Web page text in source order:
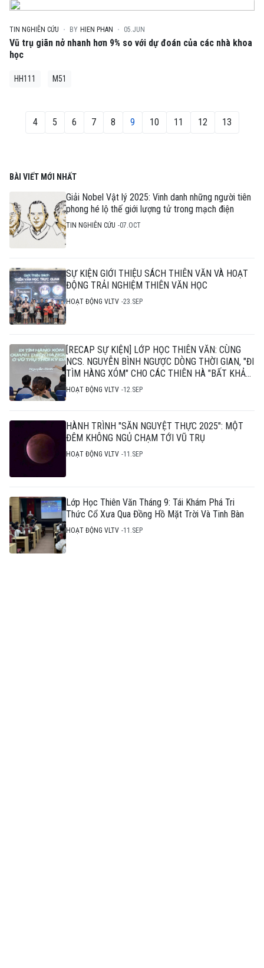
TIN NGHIÊN CỨU BY HIEN PHAN 05.JUN
Vũ trụ giãn nở nhanh hơn 9% so với dự đoán của các nhà khoa
học
HH111 M51
4 5 6 7 8 9 10 11 12 13
BÀI VIẾT MỚI NHẤT
Giải Nobel Vật lý 2025: Vinh danh những người tiên
phong hé lộ thế giới lượng tử trong mạch điện
TIN NGHIÊN CỨU 07.OCT
SỰ KIỆN GIỚI THIỆU SÁCH THIÊN VĂN VÀ HOẠT
ĐỘNG TRẢI NGHIỆM THIÊN VĂN HỌC
HOẠT ĐỘNG VLTV 23.SEP
[RECAP SỰ KIỆN] LỚP HỌC THIÊN VĂN: CÙNG
NCS. NGUYỄN BÌNH NGƯỢC DÒNG THỜI GIAN, "ĐI
TÌM HÀNG XÓM" CHO CÁC THIÊN HÀ "BẤT KHẢ
THI"
HOẠT ĐỘNG VLTV 12.SEP
HÀNH TRÌNH "SĂN NGUYỆT THỰC 2025": MỘT
ĐÊM KHÔNG NGỦ CHẠM TỚI VŨ TRỤ
HOẠT ĐỘNG VLTV 11.SEP
Lớp Học Thiên Văn Tháng 9: Tái Khám Phá Tri
Thức Cổ Xưa Qua Đồng Hồ Mặt Trời Và Tinh Bàn
HOẠT ĐỘNG VLTV 11.SEP